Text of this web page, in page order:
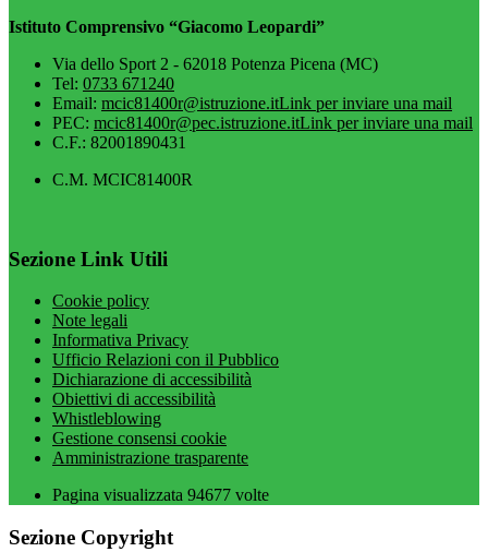
Istituto Comprensivo “Giacomo Leopardi”
Via dello Sport 2 - 62018 Potenza Picena (MC)
Tel: 0733 671240
Email: mcic81400r@istruzione.itLink per inviare una mail
PEC: mcic81400r@pec.istruzione.itLink per inviare una mail
C.F.: 82001890431
C.M. MCIC81400R
Sezione Link Utili
Cookie policy
Note legali
Informativa Privacy
Ufficio Relazioni con il Pubblico
Dichiarazione di accessibilità
Obiettivi di accessibilità
Whistleblowing
Gestione consensi cookie
Amministrazione trasparente
Pagina visualizzata 94677 volte
Sezione Copyright